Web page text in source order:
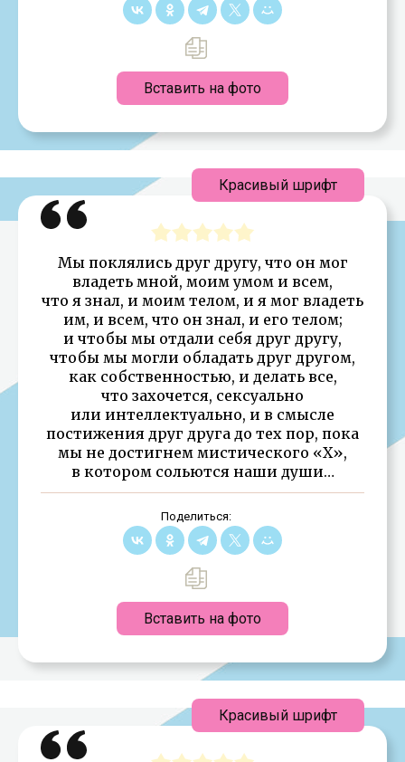
Вставить на фото
Мы поклялись друг другу, что он мог
владеть мной, моим умом и всем,
что я знал, и моим телом, и я мог владеть
им, и всем, что он знал, и его телом;
и чтобы мы отдали себя друг другу,
чтобы мы могли обладать друг другом,
как собственностью, и делать все,
что захочется, сексуально
или интеллектуально, и в смысле
постижения друг друга до тех пор, пока
мы не достигнем мистического «Х»,
в котором сольются наши души…
Поделиться:
Вставить на фото
Красивый шрифт
Красивый шрифт